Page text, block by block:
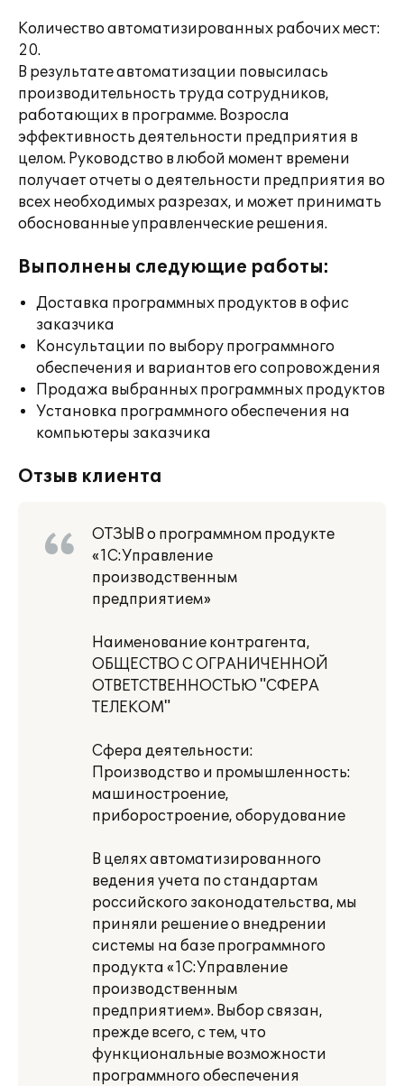
Количество автоматизированных рабочих мест:
20.
В результате автоматизации повысилась
производительность труда сотрудников,
работающих в программе. Возросла
эффективность деятельности предприятия в
целом. Руководство в любой момент времени
получает отчеты о деятельности предприятия во
всех необходимых разрезах, и может принимать
обоснованные управленческие решения.
Выполнены следующие работы:
Доставка программных продуктов в офис
заказчика
Консультации по выбору программного
обеспечения и вариантов его сопровождения
Продажа выбранных программных продуктов
Установка программного обеспечения на
компьютеры заказчика
Отзыв клиента
ОТЗЫВ о программном продукте
«1С:Управление
производственным
предприятием»
Наименование контрагента,
ОБЩЕСТВО С ОГРАНИЧЕННОЙ
ОТВЕТСТВЕННОСТЬЮ "СФЕРА
ТЕЛЕКОМ"
Сфера деятельности:
Производство и промышленность:
машиностроение,
приборостроение, оборудование
В целях автоматизированного
ведения учета по стандартам
российского законодательства, мы
приняли решение о внедрении
системы на базе программного
продукта «1С:Управление
производственным
предприятием». Выбор связан,
прежде всего, с тем, что
функциональные возможности
программного обеспечения